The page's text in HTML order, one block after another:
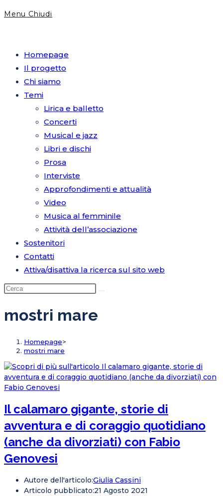
Menu Chiudi
Homepage
Il progetto
Chi siamo
Temi
Lirica e balletto
Concerti
Musical e jazz
Libri e dischi
Prosa
Interviste
Approfondimenti e attualità
Video
Musica al femminile
Attività dell’associazione
Sostenitori
Contatti
Attiva/disattiva la ricerca sul sito web
mostri mare
Homepage>
mostri mare
Il calamaro gigante, storie di
avventura e di coraggio quotidiano
(anche da divorziati) con Fabio
Genovesi
Autore dell'articolo:Giulia Cassini
Articolo pubblicato:21 Agosto 2021